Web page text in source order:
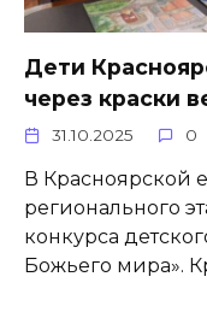
Дети
через краски
31.10.2025 0
В Красноярской
регионального
конкурса
Божьего мира».